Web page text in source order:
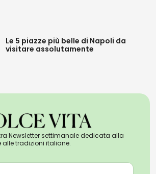
Le 5 piazze più belle di Napoli da
visitare assolutamente
Newsletter settimanale dedicata alla
alle tradizioni italiane.